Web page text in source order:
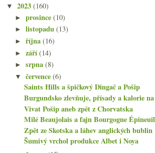
▼ 2023 (160)
►prosince(10)
►listopadu(13)
►října(16)
►září(14)
►srpna(8)
▼července(6)
Saints Hills a špičkový Dingač a Pošip
Burgundsko zlevňuje, přísady a kalorie
Vivat Pošip aneb zpět z Chorvatska
Milé Beaujolais a fajn Bourgogne Épineuil
Zpět ze Skotska a láhev anglických bublin
Šumivý vrchol produkce Albet i Noya